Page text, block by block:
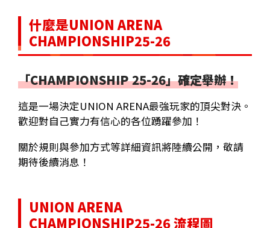
什麼是UNION ARENA
CHAMPIONSHIP25-26
「CHAMPIONSHIP 25-26」確定舉辦！
這是一場決定UNION ARENA最強玩家的頂尖對決。
歡迎對自己實力有信心的各位踴躍參加！
關於規則與參加方式等詳細資訊將陸續公開，敬請
期待後續消息！
UNION ARENA
CHAMPIONSHIP25-26 流程圖